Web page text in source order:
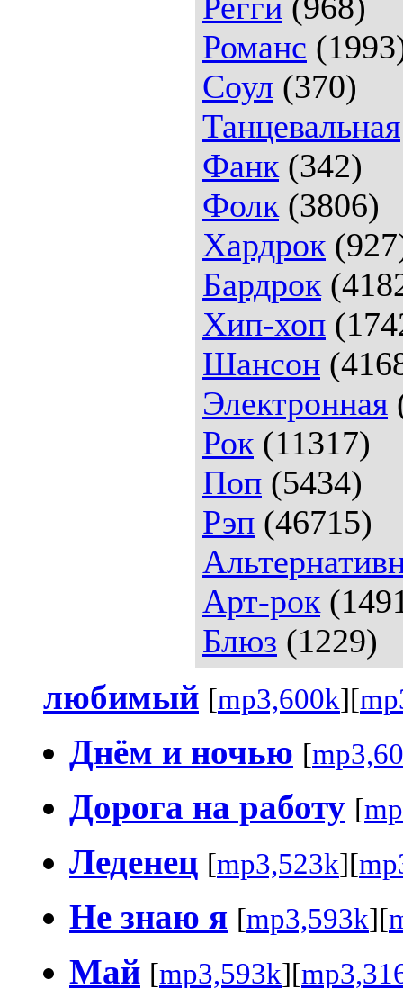
Романс
Соул (370)
Танцевальная
Фанк (342)
Фолк (3806)
Хардрок
Бардрок
Хип-хоп
Шансон
Электронная
Рок (11317)
Поп (5434)
Рэп (46715)
Арт-рок
Блюз (1229)
любимый [mp3,600k][
Днём и ночью [
Дорога на работу [
Леденец [mp3,523k][
Не знаю я [mp3,593k][
Май [mp3,593k][